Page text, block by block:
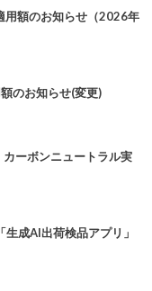
用額のお知らせ（2026年
のお知らせ(変更)
ーボンニュートラル実
成AI出荷検品アプリ」